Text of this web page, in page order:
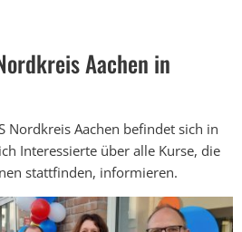
Aachen in
Nordkreis Aachen befindet sich in
Interessierte über alle Kurse, die
stattfinden, informieren.